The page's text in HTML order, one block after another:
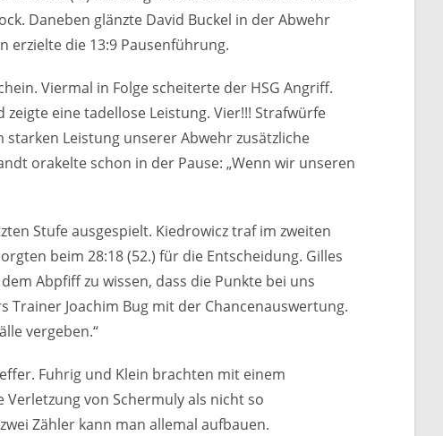
Daneben glänzte David Buckel in der Abwehr
erzielte die 13:9 Pausenführung.
Viermal in Folge scheiterte der HSG Angriff.
eine tadellose Leistung. Vier!!! Strafwürfe
Leistung unserer Abwehr zusätzliche
orakelte schon in der Pause: „Wenn wir unseren
Stufe ausgespielt. Kiedrowicz traf im zweiten
beim 28:18 (52.) für die Entscheidung. Gilles
Abpfiff zu wissen, dass die Punkte bei uns
Joachim Bug mit der Chancenauswertung.
vergeben.“
Fuhrig und Klein brachten mit einem
von Schermuly als nicht so
Zähler kann man allemal aufbauen.